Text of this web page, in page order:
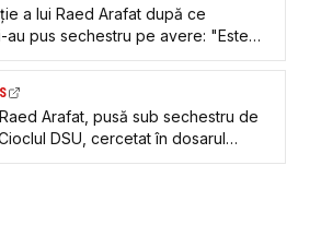
a lui Raed Arafat după ce
au pus sechestru pe avere: "Este
Arafat, pusă sub sechestru de
DSU, cercetat în dosarul
unui elicopter SMURD și